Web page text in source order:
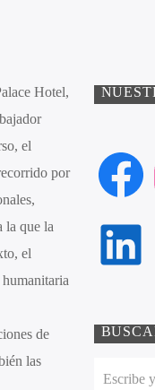
Hotel,
el
por
la que la
el
de
las